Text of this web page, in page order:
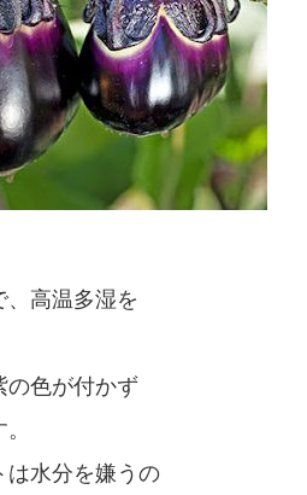
、高温多湿を
の色が付かず
は水分を嫌うの